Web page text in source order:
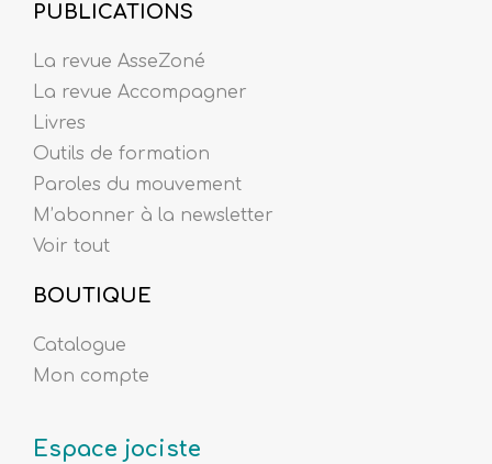
PUBLICATIONS
La revue AsseZoné
La revue Accompagner
Livres
Outils de formation
Paroles du mouvement
M’abonner à la newsletter
Voir tout
BOUTIQUE
Catalogue
Mon compte
Espace jociste